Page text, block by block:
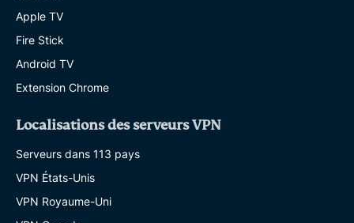
Apple TV
Fire Stick
Android TV
Extension Chrome
Localisations des serveurs VPN
Serveurs dans 113 pays
VPN États-Unis
VPN Royaume-Uni